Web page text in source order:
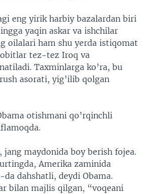
eng yirik harbiy bazalardan biri
yaqin askar va ishchilar
oilalari ham shu yerda istiqomat
tez-tez Iroq va
Taxminlarga ko’ra, bu
asorati, yig’ilib qolgan
otishmani qo’rqinchli
maydonida boy berish fojea.
Amerika zaminida
da dahshatli, deydi Obama.
bilan majlis qilgan, “voqeani